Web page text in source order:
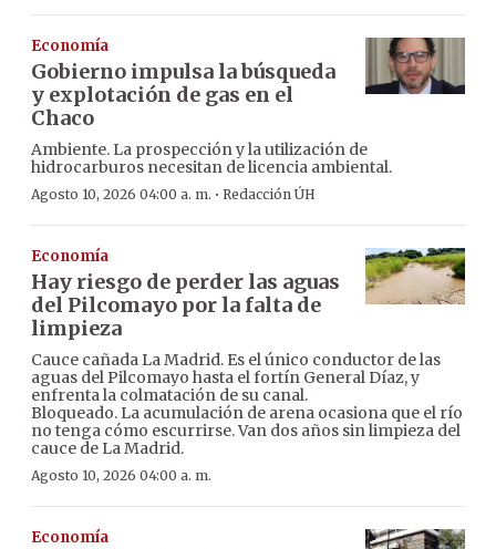
Economía
Gobierno impulsa la búsqueda
y explotación de gas en el
Chaco
Ambiente. La prospección y la utilización de
hidrocarburos necesitan de licencia ambiental.
Agosto 10, 2026 04:00 a. m. · Redacción ÚH
Economía
Hay riesgo de perder las aguas
del Pilcomayo por la falta de
limpieza
Cauce cañada La Madrid. Es el único conductor de las
aguas del Pilcomayo hasta el fortín General Díaz, y
enfrenta la colmatación de su canal.
Bloqueado. La acumulación de arena ocasiona que el río
no tenga cómo escurrirse. Van dos años sin limpieza del
cauce de La Madrid.
Agosto 10, 2026 04:00 a. m.
Economía